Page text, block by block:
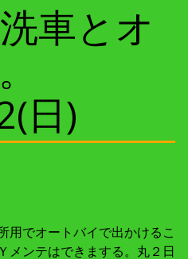
車とオ
日)
用でオートバイで出かけるこ
メンテはできまする。丸２日